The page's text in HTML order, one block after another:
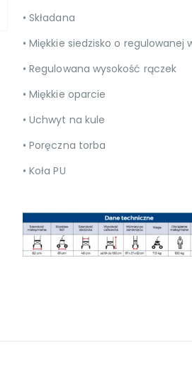
• Składana
• Miękkie siedzisko o regulowanej
• Regulowana wysokość rączek
• Miękkie oparcie
• Uchwyt na kule
• Poręczna torba
• Koła PU